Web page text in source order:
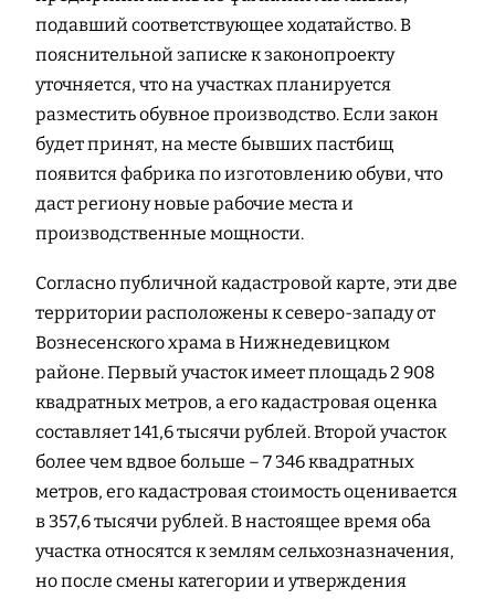
подавший соответствующее ходатайство. В
пояснительной записке к законопроекту
уточняется, что на участках планируется
разместить обувное производство. Если закон
будет принят, на месте бывших пастбищ
появится фабрика по изготовлению обуви, что
даст региону новые рабочие места и
производственные мощности.
Согласно публичной кадастровой карте, эти две
территории расположены к северо-западу от
Вознесенского храма в Нижнедевицком
районе. Первый участок имеет площадь 2 908
квадратных метров, а его кадастровая оценка
составляет 141,6 тысячи рублей. Второй участок
более чем вдвое больше – 7 346 квадратных
метров, его кадастровая стоимость оценивается
в 357,6 тысячи рублей. В настоящее время оба
участка относятся к землям сельхозназначения,
но после смены категории и утверждения